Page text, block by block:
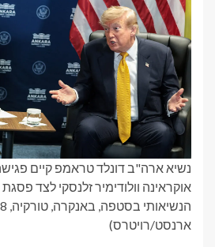
נשיא ארה"ב דונלד טראמפ קיים
אוקראינה וולודימיר זלנסקי לצד
הנשיאותי בסטפה, באנקרה, טורקיה, 8 ביולי 2026
ארנסט/רויטרס)